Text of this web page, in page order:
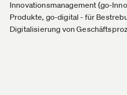
Innovationsmanagement (go-
Produkte, go-digital - für
Digitalisierung von